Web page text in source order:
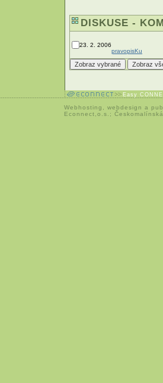
DISKUSE -
23. 2. 2006
pravopisKu
Easy
Webhosting webdesign a
Econnect,o.s.;